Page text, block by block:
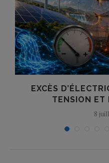
EXCÈS
TENSION ET
8